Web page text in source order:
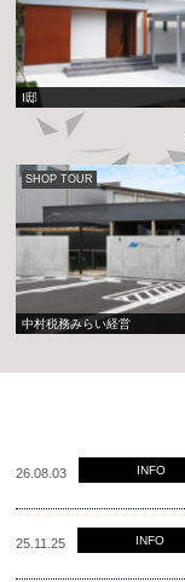
I邸
SHOP TOUR
中村税務みらい経営
26.08.03 INFO
25.11.25 INFO